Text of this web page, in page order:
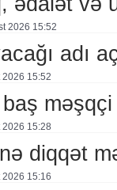
2026 15:52
adı
15:52
məşqçi
15:28
diqqət
15:16